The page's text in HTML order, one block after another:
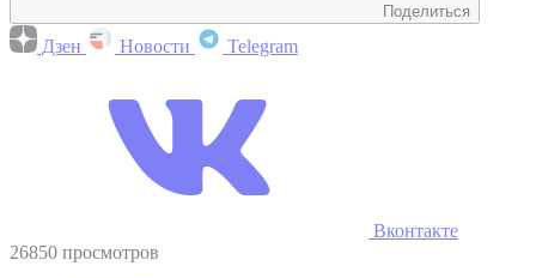
Поделиться
Дзен Новости Telegram
Вконтакте
26850 просмотров